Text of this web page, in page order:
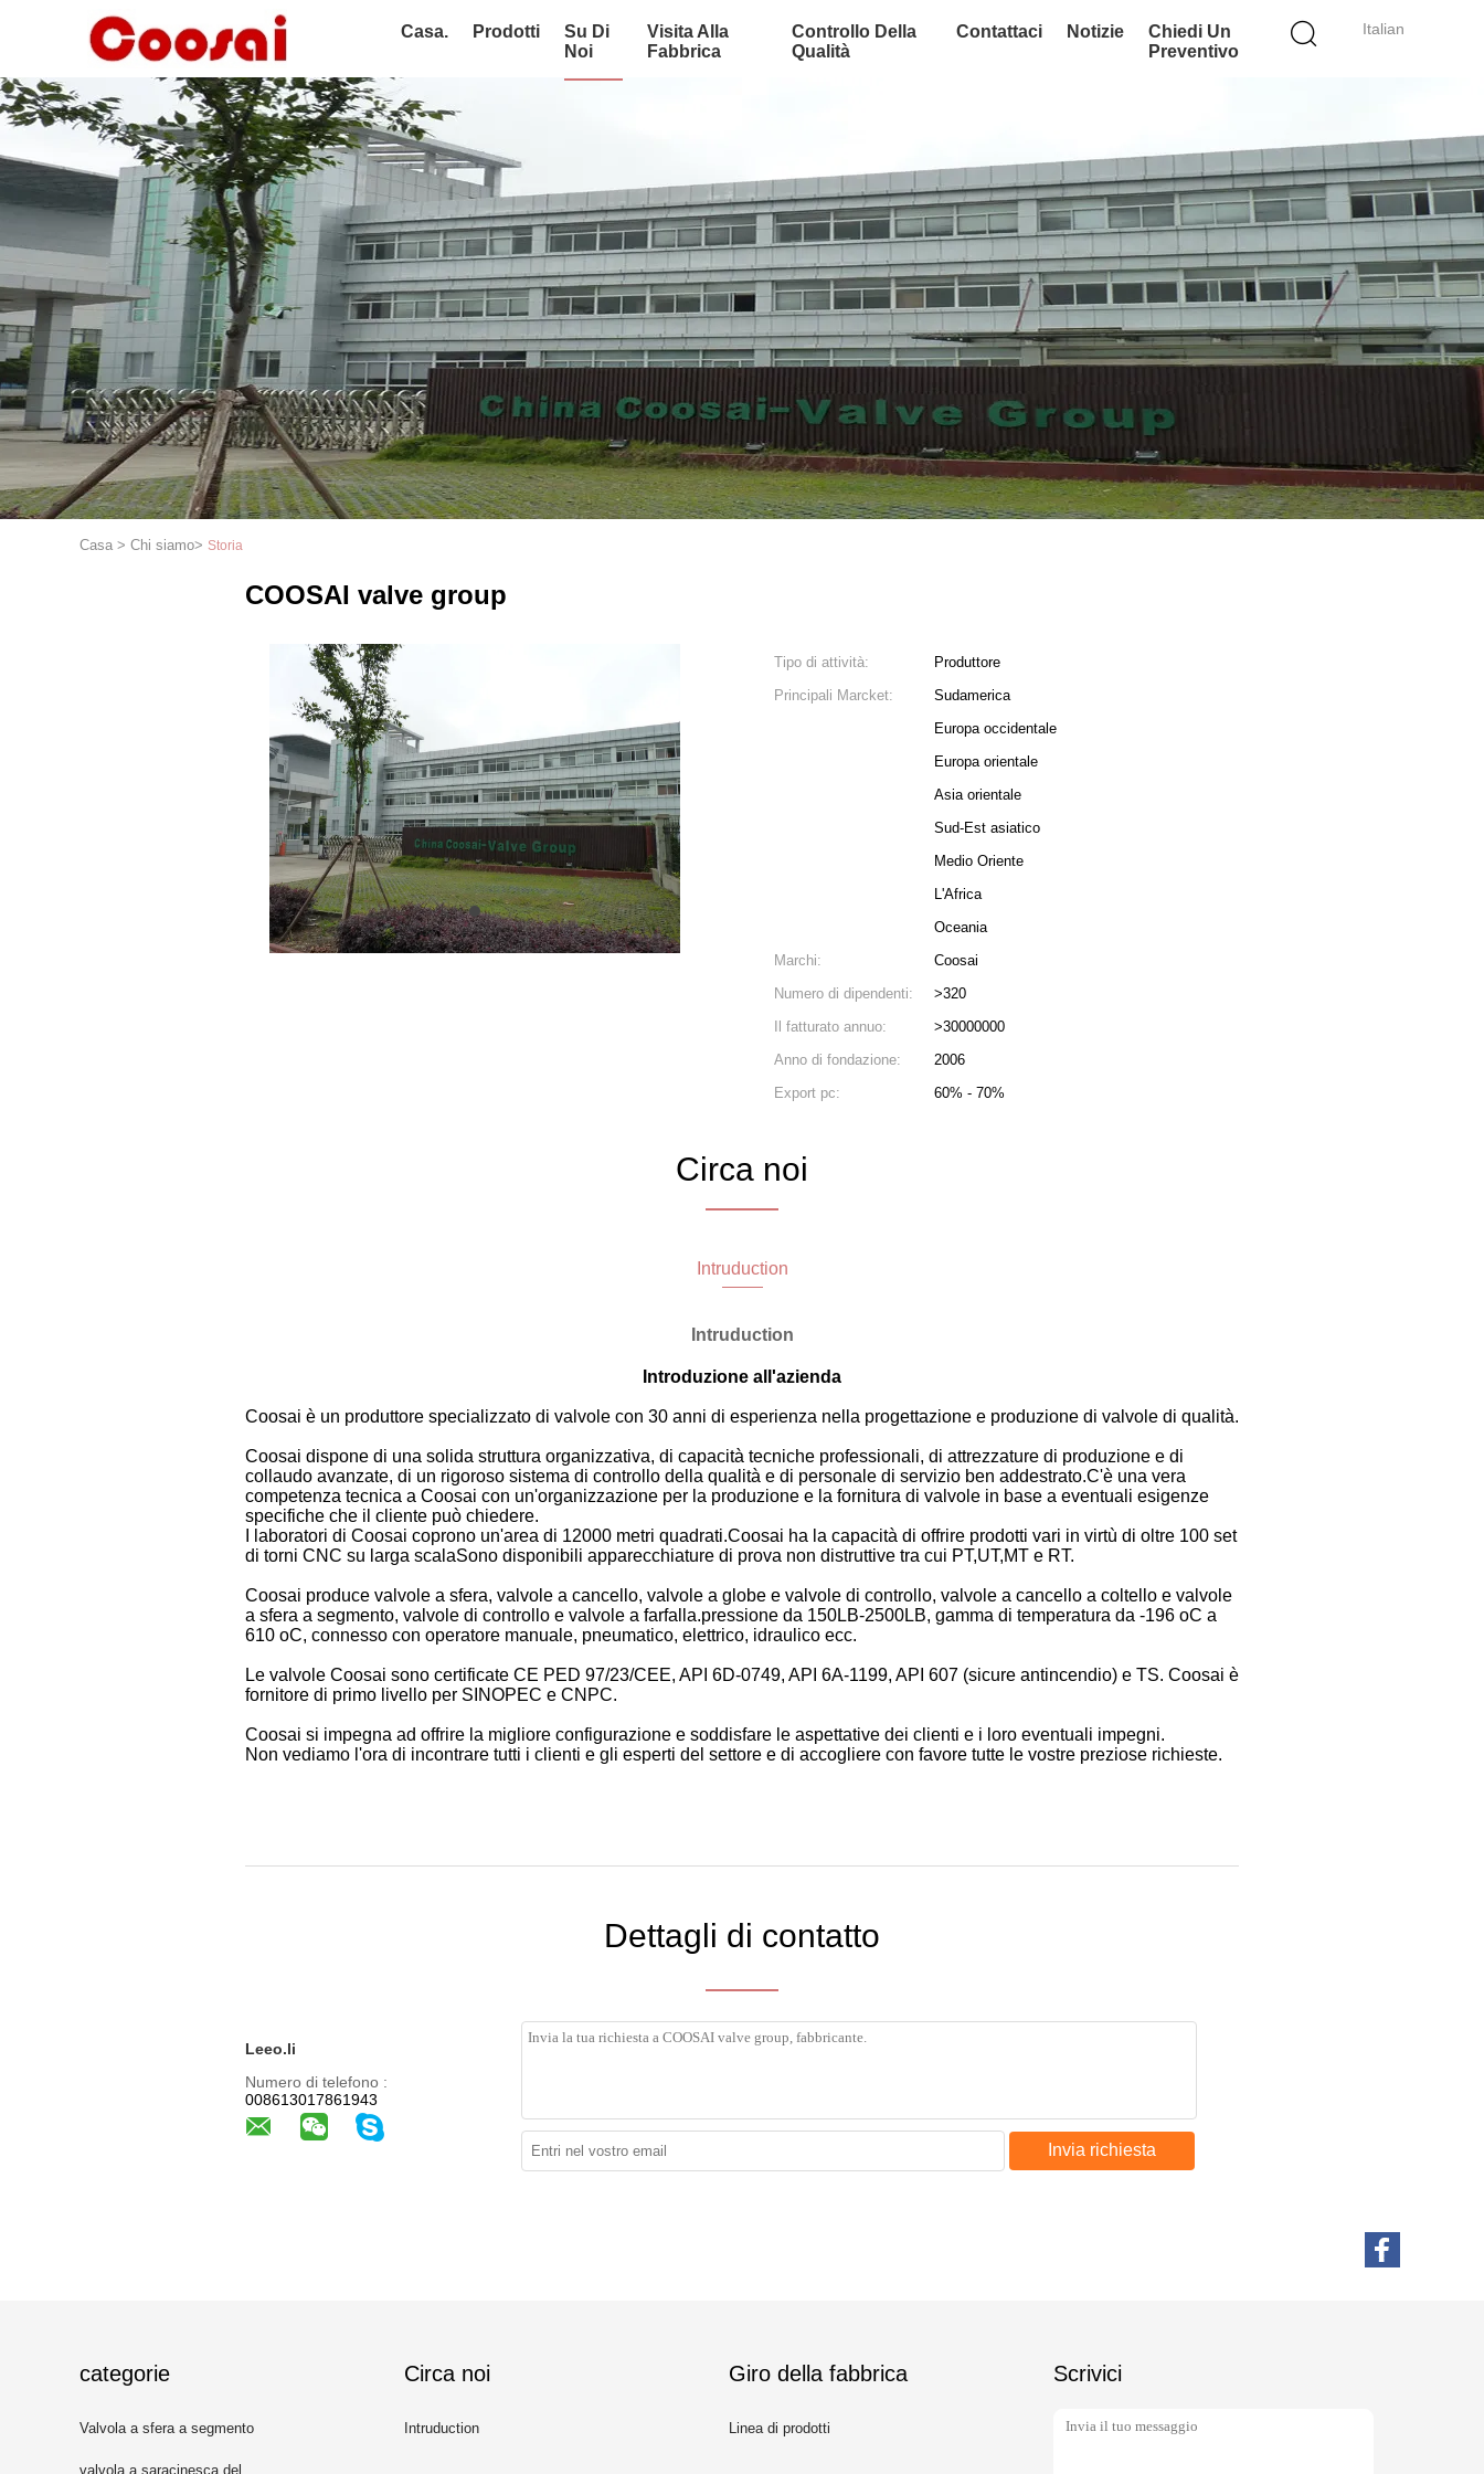
Italian
Casa. Prodotti
Su Di
Noi
Visita Alla
Fabbrica
Controllo Della
Qualità
Contattaci Notizie
Chiedi Un
Preventivo
Casa > Chi siamo> Storia
COOSAI valve group
1
Tipo di attività:
Produttore
Principali Marcket:
Sudamerica
Europa occidentale
Europa orientale
Asia orientale
Sud-Est asiatico
Medio Oriente
L'Africa
Oceania
Marchi:
Coosai
Numero di dipendenti:
>320
Il fatturato annuo:
>30000000
Anno di fondazione:
2006
Export pc:
60% - 70%
Circa noi
Intruduction
Intruduction
Introduzione all'azienda
Coosai è un produttore specializzato di valvole con 30 anni di esperienza nella progettazione e produzione di valvole di qualità.
Coosai dispone di una solida struttura organizzativa, di capacità tecniche professionali, di attrezzature di produzione e di
collaudo avanzate, di un rigoroso sistema di controllo della qualità e di personale di servizio ben addestrato.C'è una vera
competenza tecnica a Coosai con un'organizzazione per la produzione e la fornitura di valvole in base a eventuali esigenze
specifiche che il cliente può chiedere.
I laboratori di Coosai coprono un'area di 12000 metri quadrati.Coosai ha la capacità di offrire prodotti vari in virtù di oltre 100 set
di torni CNC su larga scalaSono disponibili apparecchiature di prova non distruttive tra cui PT,UT,MT e RT.
Coosai produce valvole a sfera, valvole a cancello, valvole a globe e valvole di controllo, valvole a cancello a coltello e valvole
a sfera a segmento, valvole di controllo e valvole a farfalla.pressione da 150LB-2500LB, gamma di temperatura da -196 oC a
610 oC, connesso con operatore manuale, pneumatico, elettrico, idraulico ecc.
Le valvole Coosai sono certificate CE PED 97/23/CEE, API 6D-0749, API 6A-1199, API 607 (sicure antincendio) e TS. Coosai è
fornitore di primo livello per SINOPEC e CNPC.
Coosai si impegna ad offrire la migliore configurazione e soddisfare le aspettative dei clienti e i loro eventuali impegni.
Non vediamo l'ora di incontrare tutti i clienti e gli esperti del settore e di accogliere con favore tutte le vostre preziose richieste.
Dettagli di contatto
Leeo.li
Numero di telefono :
008613017861943
Invia richiesta
categorie
Valvola a sfera a segmento
valvola a saracinesca del
Circa noi
Intruduction
Giro della fabbrica
Linea di prodotti
Scrivici